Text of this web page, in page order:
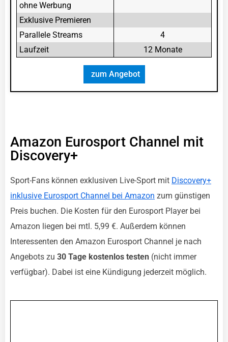
ohne Werbung
Exklusive Premieren
Parallele Streams
4
Laufzeit
12 Monate
zum Angebot
Amazon Eurosport Channel mit
Discovery+
Sport-Fans können exklusiven Live-Sport mit Discovery+
inklusive Eurosport Channel bei Amazon zum günstigen
Preis buchen. Die Kosten für den Eurosport Player bei
Amazon liegen bei mtl. 5,99 €. Außerdem können
Interessenten den Amazon Eurosport Channel je nach
Angebots zu 30 Tage kostenlos testen (nicht immer
verfügbar). Dabei ist eine Kündigung jederzeit möglich.